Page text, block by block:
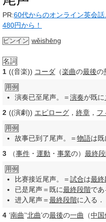
PR:60代からのオンライン英会
480円から！
ピンイン wěishēng
名詞
1 ((音楽)) コーダ （楽曲の最後の
用例
演奏已至尾声。＝演奏が既に
2 ((演劇)) エピローグ ， 終章 ， フ
用例
故事已到了尾声。＝物語は既
3
（事件 ・ 運動 ・ 事業の） 最終
用例
比赛接近尾声。＝試合は最終
已是尾声＝既に最終段階であ
进入尾声＝最終段階に入る．
4 ‘南曲’‘北曲’の最後の一曲 （中国